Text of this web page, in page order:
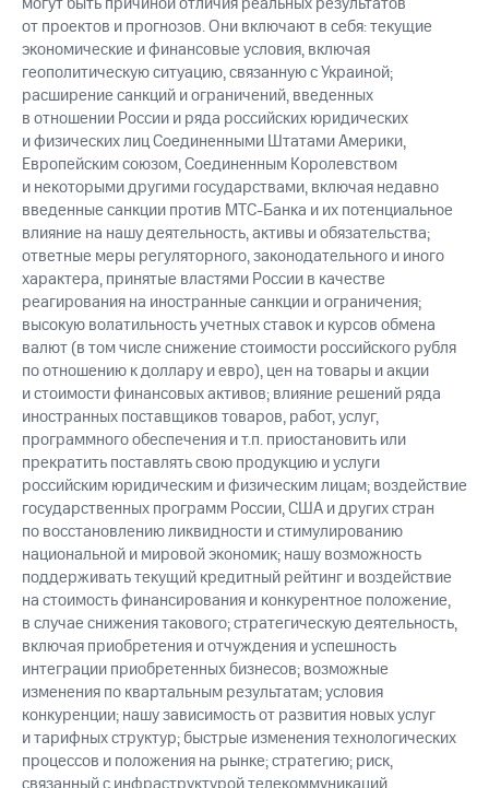
от проектов и прогнозов. Они включают в себя: текущие
экономические и финансовые условия, включая
геополитическую ситуацию, связанную с Украиной;
расширение санкций и ограничений, введенных
в отношении России и ряда российских юридических
и физических лиц Соединенными Штатами Америки,
Европейским союзом, Соединенным Королевством
и некоторыми другими государствами, включая недавно
введенные санкции против МТС-Банка и их потенциальное
влияние на нашу деятельность, активы и обязательства;
ответные меры регуляторного, законодательного и иного
характера, принятые властями России в качестве
реагирования на иностранные санкции и ограничения;
высокую волатильность учетных ставок и курсов обмена
валют (в том числе снижение стоимости российского рубля
по отношению к доллару и евро), цен на товары и акции
и стоимости финансовых активов; влияние решений ряда
иностранных поставщиков товаров, работ, услуг,
программного обеспечения и т.п. приостановить или
прекратить поставлять свою продукцию и услуги
российским юридическим и физическим лицам; воздействие
государственных программ России, США и других стран
по восстановлению ликвидности и стимулированию
национальной и мировой экономик; нашу возможность
поддерживать текущий кредитный рейтинг и воздействие
на стоимость финансирования и конкурентное положение,
в случае снижения такового; стратегическую деятельность,
включая приобретения и отчуждения и успешность
интеграции приобретенных бизнесов; возможные
изменения по квартальным результатам; условия
конкуренции; нашу зависимость от развития новых услуг
и тарифных структур; быстрые изменения технологических
процессов и положения на рынке; стратегию; риск,